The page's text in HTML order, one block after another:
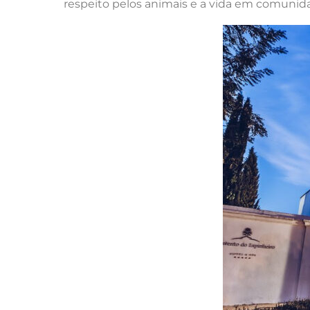
respeito pelos animais e a vida em